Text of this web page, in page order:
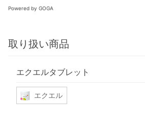
Powered by GOGA
取り扱い商品
エクエルタブレット
エクエル